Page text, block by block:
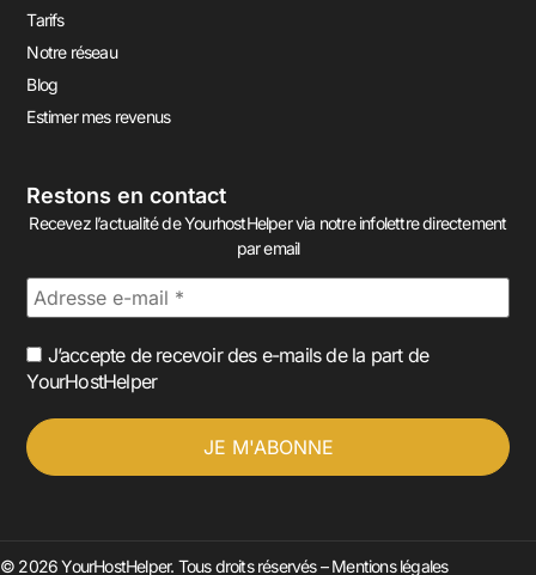
Tarifs
Notre réseau
Blog
Estimer mes revenus
Restons en contact
Recevez l’actualité de YourhostHelper via notre infolettre directement
par email
J’accepte de recevoir des e-mails de la part de
YourHostHelper
© 2026 YourHostHelper. Tous droits réservés –Mentions légales